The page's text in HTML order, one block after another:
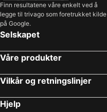
Finn resultatene våre enkelt ved å
legge til trivago som foretrukket kilde
på Google.
Selskapet
Våre produkter
Vilkår og retningslinjer
Hjelp